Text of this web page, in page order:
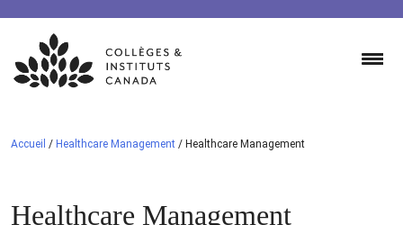
Skip
content
Accueil / Healthcare Management / Healthcare Management
Healthcare Management